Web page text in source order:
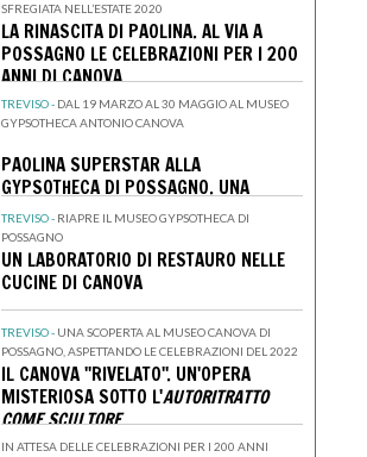
SFREGIATA NELL’ESTATE 2020
LA RINASCITA DI PAOLINA. AL VIA A
POSSAGNO LE CELEBRAZIONI PER I 200
ANNI DI CANOVA
TREVISO - DAL 19 MARZO AL 30 MAGGIO AL MUSEO
GYPSOTHECA ANTONIO CANOVA
PAOLINA SUPERSTAR ALLA
GYPSOTHECA DI POSSAGNO. UNA
MOSTRA RIPERCORRE LA STORIA DEL
CAPOLAVORO DI CANOVA
TREVISO - RIAPRE IL MUSEO GYPSOTHECA DI
POSSAGNO
UN LABORATORIO DI RESTAURO NELLE
CUCINE DI CANOVA
TREVISO - UNA SCOPERTA AL MUSEO CANOVA DI
POSSAGNO, ASPETTANDO LE CELEBRAZIONI DEL 2022
IL CANOVA ''RIVELATO''. UN'OPERA
MISTERIOSA SOTTO L'AUTORITRATTO
COME SCULTORE
IN ATTESA DELLE CELEBRAZIONI PER I 200 ANNI